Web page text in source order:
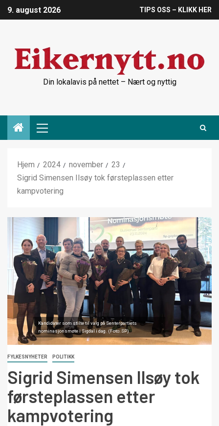
9. august 2026 TIPS OSS – KLIKK HER
Din lokalavis på nettet – Nært og nyttig
Hjem 2024 november
23
Sigrid Simensen Ilsøy tok førsteplassen etter
kampvotering
Kandidater som stilte til valg på Senterpartiets
nominasjonsmøte i Sigdal i dag. (Foto: SP)
FYLKESNYHETER POLITIKK
Sigrid Simensen Ilsøy tok
førsteplassen etter
kampvotering